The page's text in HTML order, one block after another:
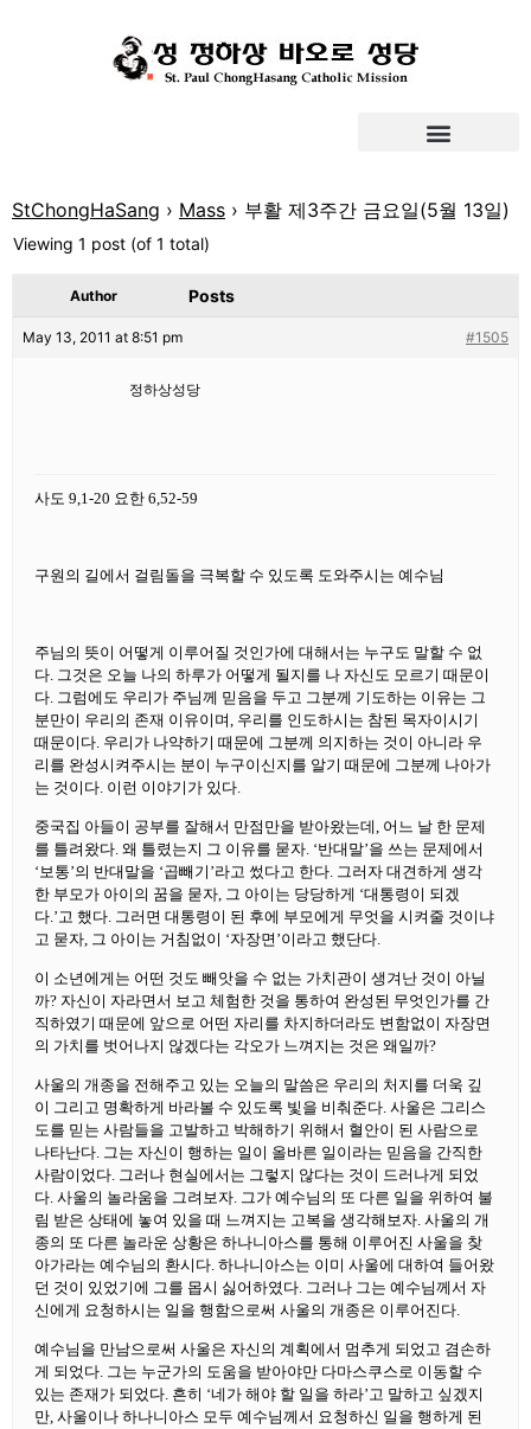
StChongHaSang › Mass › 부활 제3주간 금요일(5월 13일)
Viewing 1 post (of 1 total)
Author Posts
May 13, 2011 at 8:51 pm #1505
정하상성당
사도 9,1-20 요한 6,52-59
구원의 길에서 걸림돌을 극복할 수 있도록 도와주시는 예수님
주님의 뜻이 어떻게 이루어질 것인가에 대해서는 누구도 말할 수 없
다. 그것은 오늘 나의 하루가 어떻게 될지를 나 자신도 모르기 때문이
다. 그럼에도 우리가 주님께 믿음을 두고 그분께 기도하는 이유는 그
분만이 우리의 존재 이유이며, 우리를 인도하시는 참된 목자이시기
때문이다. 우리가 나약하기 때문에 그분께 의지하는 것이 아니라 우
리를 완성시켜주시는 분이 누구이신지를 알기 때문에 그분께 나아가
는 것이다. 이런 이야기가 있다.
중국집 아들이 공부를 잘해서 만점만을 받아왔는데, 어느 날 한 문제
를 틀려왔다. 왜 틀렸는지 그 이유를 묻자. ‘반대말’을 쓰는 문제에서
‘보통’의 반대말을 ‘곱빼기’라고 썼다고 한다. 그러자 대견하게 생각
한 부모가 아이의 꿈을 묻자, 그 아이는 당당하게 ‘대통령이 되겠
다.’고 했다. 그러면 대통령이 된 후에 부모에게 무엇을 시켜줄 것이냐
고 묻자, 그 아이는 거침없이 ‘자장면’이라고 했단다.
이 소년에게는 어떤 것도 빼앗을 수 없는 가치관이 생겨난 것이 아닐
까? 자신이 자라면서 보고 체험한 것을 통하여 완성된 무엇인가를 간
직하였기 때문에 앞으로 어떤 자리를 차지하더라도 변함없이 자장면
의 가치를 벗어나지 않겠다는 각오가 느껴지는 것은 왜일까?
사울의 개종을 전해주고 있는 오늘의 말씀은 우리의 처지를 더욱 깊
이 그리고 명확하게 바라볼 수 있도록 빛을 비춰준다. 사울은 그리스
도를 믿는 사람들을 고발하고 박해하기 위해서 혈안이 된 사람으로
나타난다. 그는 자신이 행하는 일이 올바른 일이라는 믿음을 간직한
사람이었다. 그러나 현실에서는 그렇지 않다는 것이 드러나게 되었
다. 사울의 놀라움을 그려보자. 그가 예수님의 또 다른 일을 위하여 불
림 받은 상태에 놓여 있을 때 느껴지는 고복을 생각해보자. 사울의 개
종의 또 다른 놀라운 상황은 하나니아스를 통해 이루어진 사울을 찾
아가라는 예수님의 환시다. 하나니아스는 이미 사울에 대하여 들어왔
던 것이 있었기에 그를 몹시 싫어하였다. 그러나 그는 예수님께서 자
신에게 요청하시는 일을 행함으로써 사울의 개종은 이루어진다.
예수님을 만남으로써 사울은 자신의 계획에서 멈추게 되었고 겸손하
게 되었다. 그는 누군가의 도움을 받아야만 다마스쿠스로 이동할 수
있는 존재가 되었다. 흔히 ‘네가 해야 할 일을 하라’고 말하고 싶겠지
만, 사울이나 하나니아스 모두 예수님께서 요청하신 일을 행하게 된